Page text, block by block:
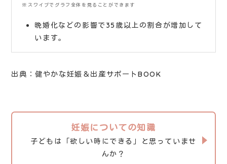
晩婚化などの影響で35歳以上の割合が増加して
います。
出典：健やかな妊娠＆出産サポートBOOK
妊娠についての知識
子どもは「欲しい時にできる」と思っていませ
んか？